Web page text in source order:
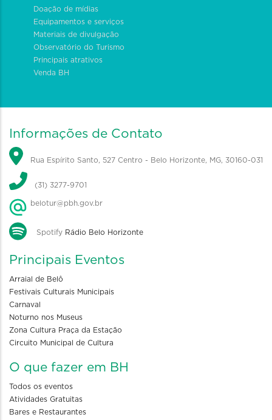
Doação de mídias
Equipamentos e serviços
Materiais de divulgação
Observatório do Turismo
Principais atrativos
Venda BH
Informações de Contato
Rua Espírito Santo, 527 Centro - Belo Horizonte, MG, 30160-031
(31) 3277-9701
belotur@pbh.gov.br
Spotify Rádio Belo Horizonte
Principais Eventos
Arraial de Belô
Festivais Culturais Municipais
Carnaval
Noturno nos Museus
Zona Cultura Praça da Estação
Circuito Municipal de Cultura
O que fazer em BH
Todos os eventos
Atividades Gratuitas
Bares e Restaurantes